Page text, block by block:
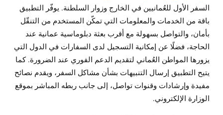
السفر الأول للعُمانيين في الخارج وزوار السلطنة. يوفّر التطبيق
باقة من الخدمات والمعلومات التي تمكّن المستخدم من التنقّل
بأمان، والتواصل بسهولة مع أقرب بعثة دبلوماسية عمانية عند
الحاجة، فضلًا عن إمكانية التسجيل لدى السفارات في الدول التي
يزورها المواطن العُماني لتقديم الدعم الفوري عند الضرورة. كما
يتيح التطبيق إرسال التنبيهات بشأن مشاكل السفر، ويقدم نصائح
مفيدة وإرشادات وقنوات تواصل، إلى جانب ربطه المباشر بموقع
الوزارة الإلكتروني.